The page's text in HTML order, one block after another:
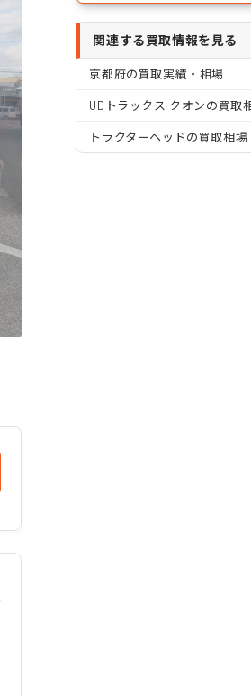
関連する買取情報を見る
京都府の買取実績・相場
UDトラックス クオンの買取
トラクターヘッドの買取相場